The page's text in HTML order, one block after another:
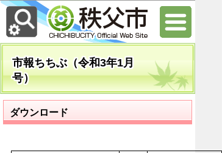
市報ちちぶ（令和3年1月
号）
ダウンロード